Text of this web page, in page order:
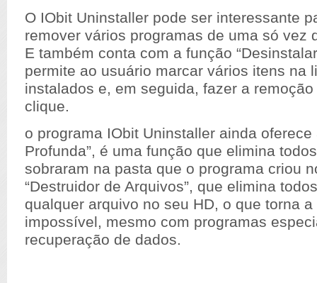
O IObit Uninstaller pode ser interessante
remover vários programas de uma só vez
E também conta com a função
permite ao usuário marcar vários itens na
instalados e, em seguida, fazer a
clique.
o programa IObit Uninstaller ainda oferece
Profunda”, é uma função que elimina
sobraram na pasta que o programa criou
“Destruidor de Arquivos”, que elimina
qualquer arquivo no seu HD, o que torna
impossível, mesmo com programas
recuperação de dados.